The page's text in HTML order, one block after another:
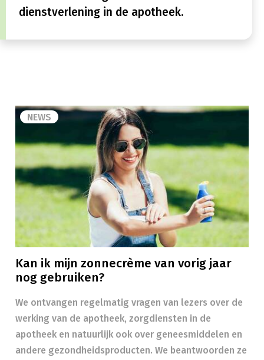
dienstverlening in de apotheek.
NEWS
Kan ik mijn zonnecrème van vorig jaar
nog gebruiken?
We ontvangen regelmatig vragen van lezers over de
werking van de apotheek, zorgdiensten in de
apotheek en natuurlijk ook over geneesmiddelen en
andere gezondheidsproducten. We beantwoorden ze